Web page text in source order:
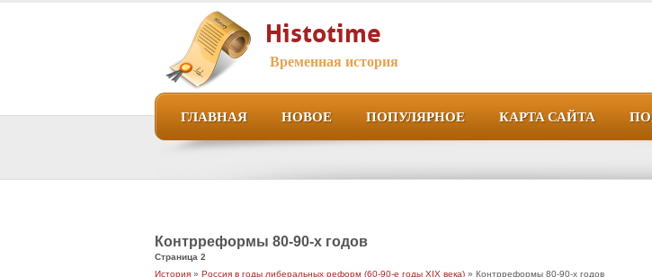
Histotime
Временная история
ГЛАВНАЯ НОВОЕ ПОПУЛЯРНОЕ КАРТА САЙТА
Контрреформы 80-90-х годов
Страница 2
История » Россия в годы либеральных реформ (60-90-е годы XIX века) » Контрреформы 80-90-х годов